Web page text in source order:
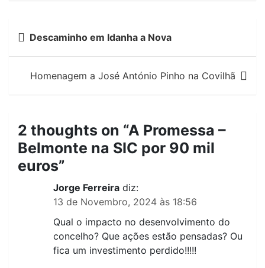
Navegação
de
artigos
Descaminho em Idanha a Nova
Homenagem a José António Pinho na Covilhã
2 thoughts on “A Promessa –
Belmonte na SIC por 90 mil
euros”
Jorge Ferreira diz:
13 de Novembro, 2024 às 18:56
Qual o impacto no desenvolvimento do
concelho? Que ações estão pensadas? Ou
fica um investimento perdido!!!!!